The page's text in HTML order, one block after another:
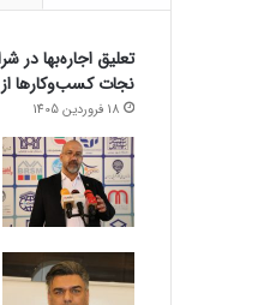
تعلیق اجاره‌بها در
نجات کسب‌وکارها
18 فروردین 1405